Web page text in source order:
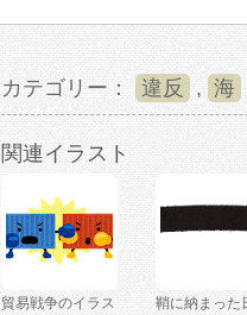
カテゴリー： 違反 , 海
関連イラスト
貿易戦争のイラス
鞘に納まった